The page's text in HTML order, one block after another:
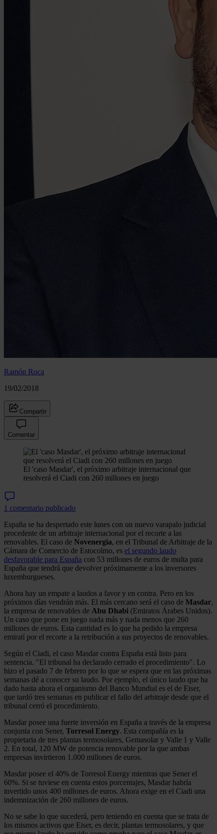
Ramón Roca
19/02/2018
Compartir
Comentar
El 'caso Masdar', el próximo arbitraje internacional que
resolverá el Ciadi con 260 millones en juego
1 comentario publicado
España se ha despertado este lunes con un nuevo varapalo judicial
procedente de un arbitraje internacional por el recorte a las
renovables. El caso de Novenergia, en el Tribunal de Arbitraje de la
Cámara de Comercio de Estocolmo, es el segundo laudo
desfavorable para España con 53 millones de euros de multa para
España que tendrá que devolver próximamente a los inversores
luxemburgueses.
Ahora hay un empate a laudos a favor y en contra. Pero en los
próximos días vendrán más. El más cercano será el caso de Masdar,
la empresa de renovables de Abu Dhabi (Emiratos Árabes Unidos).
Un caso que pone en juego nada más y nada menos que 260
millones de euros. Esta cantidad es lo que ha pedido la empresa
emiratí por el recorte a la retribución a sus proyectos de renovables.
Según el Ciadi, el caso Masdar contra España está listo para
sentencia. "El tribunal ha declarado cerrado el procedimiento". Lo
hizo el pasado 7 de febrero por lo que se espera que en las próximas
semanas dé a conocer su laudo. Por ejemplo, el único laudo que ha
dado hasta ahora el organismo del Banco Mundial es el de Eiser,
que tardó tres semanas en publicar el fallo del arbitraje desde que el
tribunal cerró el procedimiento.
Masdar posee una fuerte inversión en España a través de la empresa
conjunta con Sener, Torresol Energy. Esta compañía es la
propietaria de tres plantas termosolares, Gemasolar y Valle 1 y Valle
2. En total, 120 MW de potencia renovable por la que ambas
empresas invirtieron 1.000 millones de euros.
Masdar posee el 40% de Torresol Energy mientras que Sener el
60%. Si se tuviese en cuenta estos porcentajes, Masdar habría
invertido unos 400 millones de euros. Ahora exige en el Ciadi una
indemnización de 260 millones de euros.
No se sabe lo que sucederá, pero teniendo en cuenta que se trata de
los mismos activos que Eiser, es decir, plantas termosolares, y que